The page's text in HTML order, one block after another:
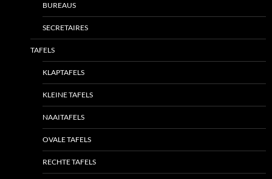
BUREAUS
SECRETAIRES
TAFELS
KLAPTAFELS
KLEINE TAFELS
NAAITAFELS
OVALE TAFELS
RECHTE TAFELS